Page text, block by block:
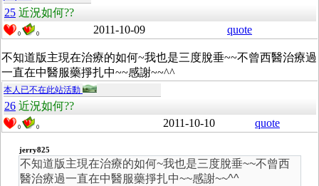
25 近況如何??
0 0 2011-10-09 quote
不知道版主現在治療的如何~我也是三度脫垂~~不曾西醫治療過
一直在中醫服藥掙扎中~~感謝~~^^
本人已不在此站活動
26 近況如何??
0 0 2011-10-10 quote
jerry825
不知道版主現在治療的如何~我也是三度脫垂~~不曾西
醫治療過一直在中醫服藥掙扎中~~感謝~~^^